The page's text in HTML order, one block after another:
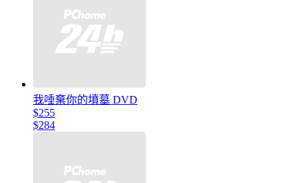
我唾棄你的墳墓 DVD
$255
$284